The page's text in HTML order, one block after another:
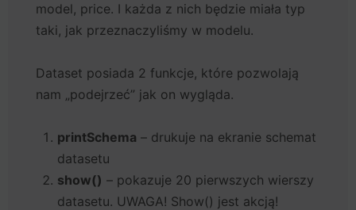
model, price. I każda z nich będzie miała typ
taki, jak przeznaczyliśmy w modelu.
Dataset posiada 2 funkcje, które pozwolają
nam „podejrzeć” jak on wygląda.
printSchema – drukuje na ekranie schemat
datasetu
show() – pokazuje 20 pierwszych wierszy
datasetu. UWAGA! Show() jest akcją!